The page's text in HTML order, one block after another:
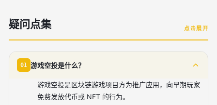
疑问点集 点击展开
01 游戏空投是什么？
游戏空投是区块链游戏项目方为推广应用，向早期玩家
免费发放代币或 NFT 的行为。